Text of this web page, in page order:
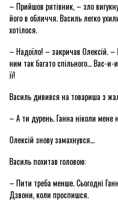
– Прийшов рятівник, – зло
його в обличчя. Василь легко
хотілося.
– Надоїло! – закричав Олексій. –
ним так багато спільного… Вас-
її!
Василь дивився на товариша з
– А ти дурень. Ганна ніколи мене
Олексій знову замахнувся…
Василь похитав головою:
– Пити треба менше. Сьогодні
Дзвони, коли проспишся.